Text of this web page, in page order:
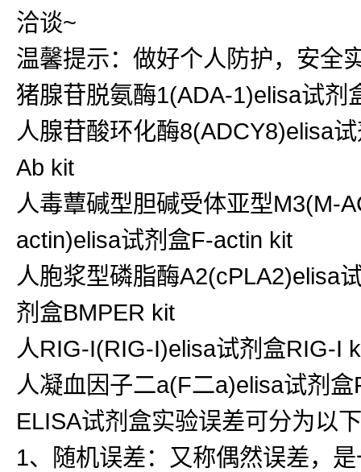
洽谈~
温馨提示：做好个人防护，安全
猪腺苷脱氨酶1(ADA-1)elisa试剂
人腺苷酸环化酶8(ADCY8)elisa
Ab kit
人毒蕈碱型胆碱受体亚型M3(M-
actin)elisa试剂盒F-actin kit
人胞浆型磷脂酶A2(cPLA2)elisa
剂盒BMPER kit
人RIG-I(RIG-I)elisa试剂盒RIG-I
人凝血因子二a(F二a)elisa试剂
ELISA试剂盒实验误差可分为以
1、随机误差：又称偶然误差，